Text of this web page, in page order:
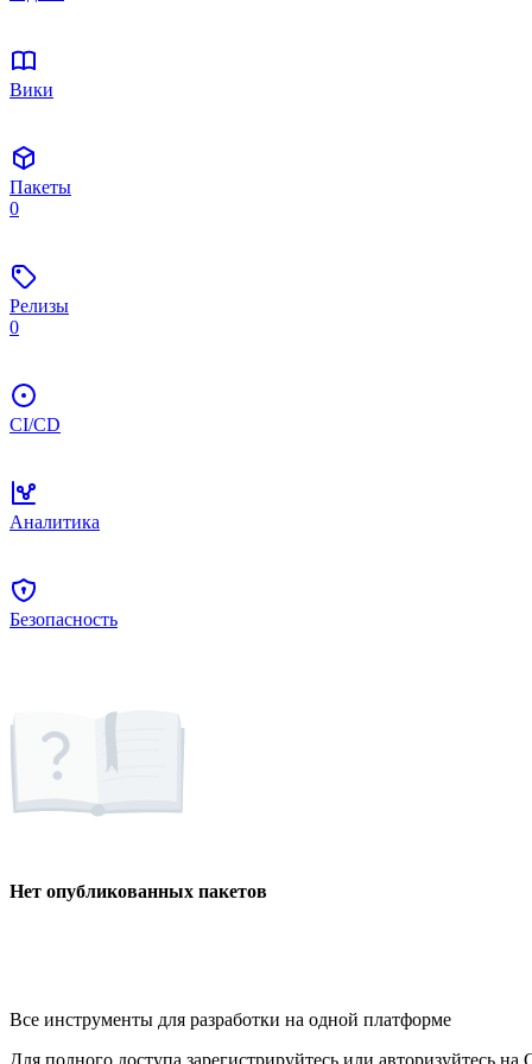
Вики
Пакеты
0
Релизы
0
CI/CD
Аналитика
Безопасность
Нет опубликованных пакетов
Все инструменты для разработки на одной платформе
Для полного доступа зарегистрируйтесь или авторизуйтесь на